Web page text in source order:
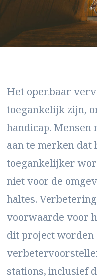
Het openbaar
toegankelijk zijn,
handicap. Mensen
aan te merken dat
toegankelijker
niet voor de
haltes.
voorwaarde voor
dit project worden
stations, inclusief